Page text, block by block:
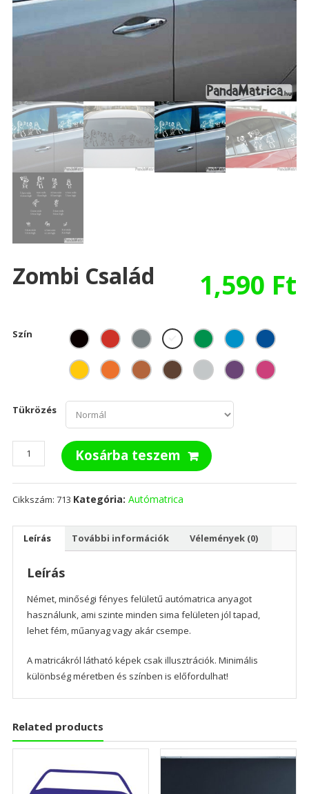
Zombi Család 1,590 Ft
Szín
Tükrözés
Zombi
család
Kosárba teszem
Cikkszám: 713 Kategória: Autómatrica
Leírás További információk Vélemények (0)
Leírás
Német, minőségi fényes felületű autómatrica anyagot
használunk, ami szinte minden sima felületen jól tapad,
lehet fém, műanyag vagy akár csempe.
A matricákról látható képek csak illusztrációk. Minimális
különbség méretben és színben is előfordulhat!
Related products